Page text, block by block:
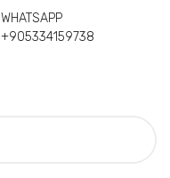
WHATSAPP
+905334159738